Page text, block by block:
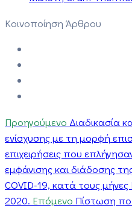
Κοινοποίηση Άρθρου
Προηγούμενο Διαδικασία
ενίσχυσης με τη μορφή
επιχειρήσεις που
εμφάνισης και διάδοσης
COVID-19, κατά τους
2020. Επόμενο Πίστωση